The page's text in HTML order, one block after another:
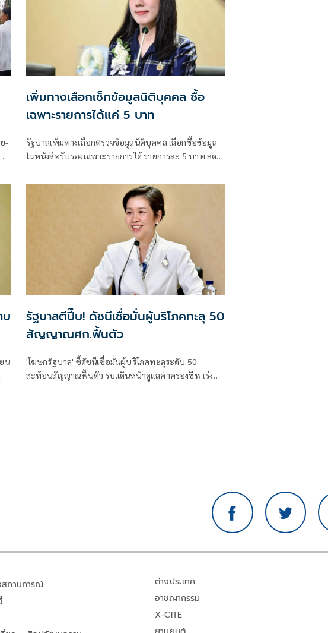
-
เพิ่มทางเลือกเช็กข้อมูลนิติบุคคล ซื้อ
เฉพาะรายการได้แค่ 5 บาท
รัฐบาลเพิ่มทางเลือกตรวจข้อมูลนิติบุคคล เลือกซื้อข้อมูล
ในหนังสือรับรองเฉพาะรายการได้ รายการละ 5 บาท ลด
บ
น
รัฐบาลตีปี๊บ! ดัชนีเชื่อมั่นผู้บริโภคทะลุ 50
สัญญาณศก.ฟื้นตัว
'โฆษกรัฐบาล' ชี้ดัชนีเชื่อมั่นผู้บริโภคทะลุระดับ 50
สะท้อนสัญญาณฟื้นตัว รบ.เดินหน้าดูแลค่าครองชีพ เร่งส่ง
สถานการณ์
ต่างประเทศ
อาชญากรรม
X-CITE